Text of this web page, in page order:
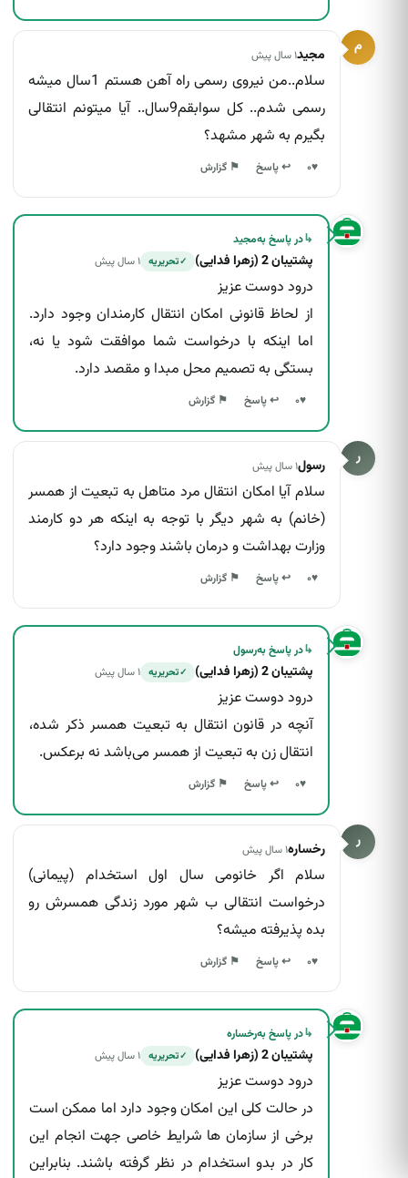
م مجید۱ سال پیش
سلام..من نیروی رسمی راه آهن هستم 1سال میشه
رسمی شدم.. کل سوابقم9سال.. آیا میتونم انتقالی
بگیرم به شهر مشهد؟
♥۰ ↩ پاسخ ⚑ گزارش
↳در پاسخ بهمجید
پشتیبان 2 (زهرا فدایی) ✓تحریریه ۱ سال پیش
درود دوست عزیز
از لحاظ قانونی امکان انتقال کارمندان وجود دارد.
اما اینکه با درخواست شما موافقت شود یا نه،
بستگی به تصمیم محل مبدا و مقصد دارد.
♥۰ ↩ پاسخ ⚑ گزارش
ر رسول۱ سال پیش
سلام آیا امکان انتقال مرد متاهل به تبعیت از همسر
(خانم) به شهر دیگر با توجه به اینکه هر دو کارمند
وزارت بهداشت و درمان باشند وجود دارد؟
♥۰ ↩ پاسخ ⚑ گزارش
↳در پاسخ بهرسول
پشتیبان 2 (زهرا فدایی) ✓تحریریه ۱ سال پیش
درود دوست عزیز
آنچه در قانون انتقال به تبعیت همسر ذکر شده،
انتقال زن به تبعیت از همسر می‌باشد نه برعکس.
♥۰ ↩ پاسخ ⚑ گزارش
ر رخساره۱ سال پیش
سلام اگر خانومی سال اول استخدام (پیمانی)
درخواست انتقالی ب شهر مورد زندگی همسرش رو
بده پذیرفته میشه؟
♥۰ ↩ پاسخ ⚑ گزارش
↳در پاسخ بهرخساره
پشتیبان 2 (زهرا فدایی) ✓تحریریه ۱ سال پیش
درود دوست عزیز
در حالت کلی این امکان وجود دارد اما ممکن است
برخی از سازمان ها شرایط خاصی جهت انجام این
کار در بدو استخدام در نظر گرفته باشند. بنابراین